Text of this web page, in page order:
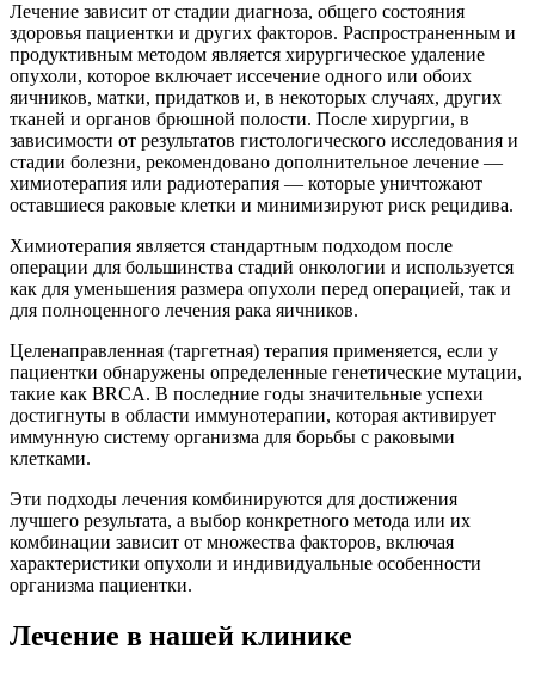
Лечение зависит от стадии диагноза, общего состояния
здоровья пациентки и других факторов. Распространенным и
продуктивным методом является хирургическое удаление
опухоли, которое включает иссечение одного или обоих
яичников, матки, придатков и, в некоторых случаях, других
тканей и органов брюшной полости. После хирургии, в
зависимости от результатов гистологического исследования и
стадии болезни, рекомендовано дополнительное лечение —
химиотерапия или радиотерапия — которые уничтожают
оставшиеся раковые клетки и минимизируют риск рецидива.
Химиотерапия является стандартным подходом после
операции для большинства стадий онкологии и используется
как для уменьшения размера опухоли перед операцией, так и
для полноценного лечения рака яичников.
Целенаправленная (таргетная) терапия применяется, если у
пациентки обнаружены определенные генетические мутации,
такие как BRCA. В последние годы значительные успехи
достигнуты в области иммунотерапии, которая активирует
иммунную систему организма для борьбы с раковыми
клетками.
Эти подходы лечения комбинируются для достижения
лучшего результата, а выбор конкретного метода или их
комбинации зависит от множества факторов, включая
характеристики опухоли и индивидуальные особенности
организма пациентки.
Лечение в нашей клинике